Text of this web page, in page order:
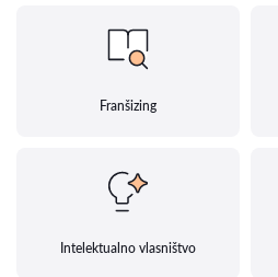
Franšizing
Intelektualno vlasništvo